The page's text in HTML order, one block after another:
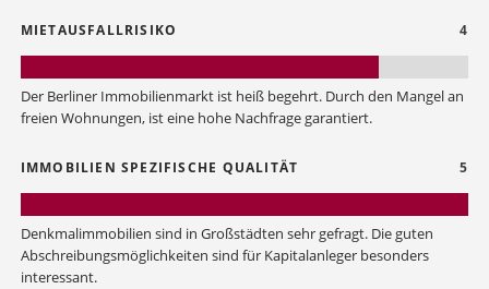
MIETAUSFALLRISIKO 4
Der Berliner Immobilienmarkt ist heiß begehrt. Durch den Mangel an
freien Wohnungen, ist eine hohe Nachfrage garantiert.
IMMOBILIEN SPEZIFISCHE QUALITÄT 5
Denkmalimmobilien sind in Großstädten sehr gefragt. Die guten
Abschreibungsmöglichkeiten sind für Kapitalanleger besonders
interessant.